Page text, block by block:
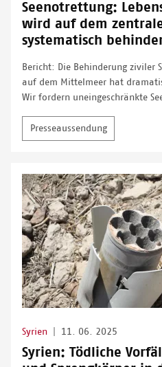
Seenotrettung:
wird auf dem
systematisch
Bericht: Die Behinderung ziviler
auf dem Mittelmeer hat
Wir fordern uneingeschränkte
Presseaussendung
Syrien 11. 06. 2025
Syrien: Tödliche